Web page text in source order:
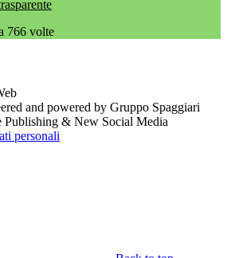
766 volte
and powered by Gruppo Spaggiari
Publishing & New Social Media
personali